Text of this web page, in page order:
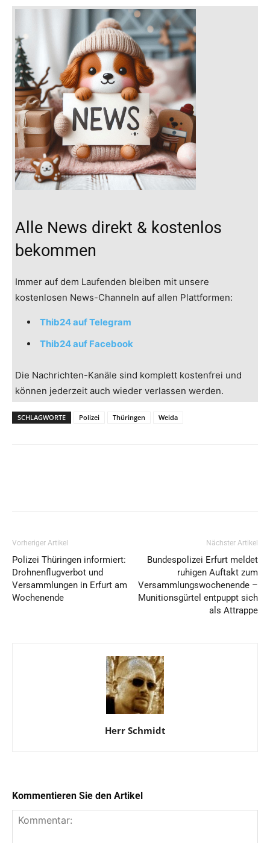
Alle News direkt & kostenlos
bekommen
Immer auf dem Laufenden bleiben mit unsere
kostenlosen News-Channeln auf allen Plattformen:
Thib24 auf Telegram
Thib24 auf Facebook
Die Nachrichten-Kanäle sind komplett kostenfrei und
können jederzeit auch wieder verlassen werden.
SCHLAGWORTE Polizei Thüringen Weida
Vorheriger Artikel
Polizei Thüringen informiert:
Drohnenflugverbot und
Versammlungen in Erfurt am
Wochenende
Nächster Artikel
Bundespolizei Erfurt meldet
ruhigen Auftakt zum
Versammlungswochenende –
Munitionsgürtel entpuppt sich
als Attrappe
Herr Schmidt
Kommentieren Sie den Artikel